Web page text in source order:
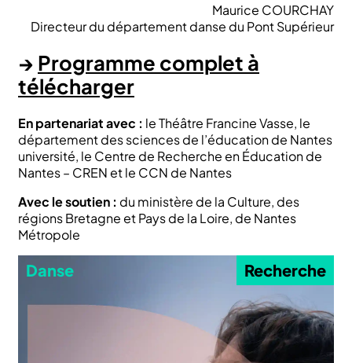
Maurice COURCHAY
Directeur du département danse du Pont Supérieur
→ Programme complet à
télécharger
En partenariat avec : le Théâtre Francine Vasse, le
département des sciences de l’éducation de Nantes
université, le Centre de Recherche en Éducation de
Nantes – CREN et le CCN de Nantes
Avec le soutien : du ministère de la Culture, des
régions Bretagne et Pays de la Loire, de Nantes
Métropole
Danse Recherche